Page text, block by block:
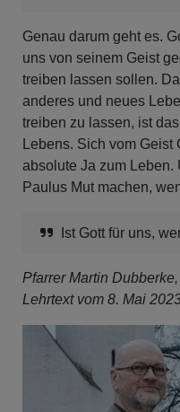
Genau darum geht es.
uns von seinem Geist
treiben lassen sollen.
anderes und neues
treiben zu lassen, ist
Lebens. Sich vom Geist
absolute Ja zum
Paulus Mut machen,
Ist Gott für uns,
Pfarrer Martin
Lehrtext vom 8. Mai